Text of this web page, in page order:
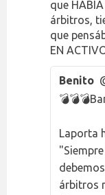
que HABÍA
árbitros,
que
EN
Benito
Laporta
árbitros